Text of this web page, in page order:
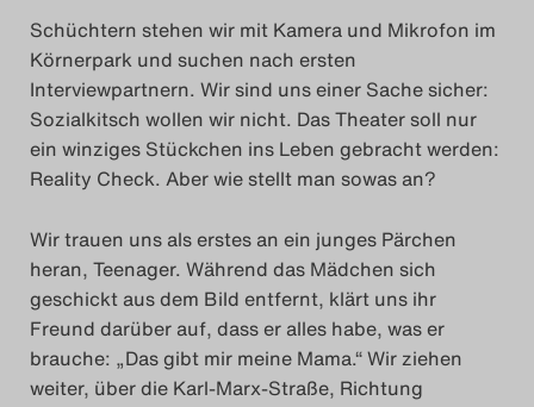
Das Theatertreffen-Blog
2022
Das Theatertreffen-Blog
2023
Das Theatertreffen-Blog
2024
Das Theatertreffen-Blog
2025
Schüchtern stehen wir mit Kamera und Mikrofon im
Körnerpark und suchen nach ersten
Interviewpartnern. Wir sind uns einer Sache sicher:
Sozialkitsch wollen wir nicht. Das Theater soll nur
ein winziges Stückchen ins Leben gebracht werden:
Reality Check. Aber wie stellt man sowas an?
Wir trauen uns als erstes an ein junges Pärchen
heran, Teenager. Während das Mädchen sich
geschickt aus dem Bild entfernt, klärt uns ihr
Freund darüber auf, dass er alles habe, was er
brauche: „Das gibt mir meine Mama.“ Wir ziehen
weiter, über die Karl-Marx-Straße, Richtung